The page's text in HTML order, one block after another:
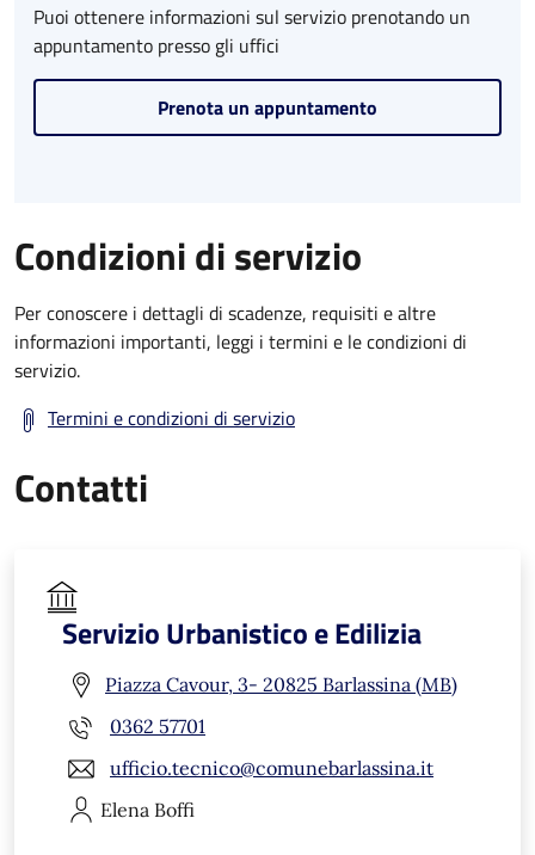
Puoi ottenere informazioni sul servizio prenotando un
appuntamento presso gli uffici
Prenota un appuntamento
Condizioni di servizio
Per conoscere i dettagli di scadenze, requisiti e altre
informazioni importanti, leggi i termini e le condizioni di
servizio.
Termini e condizioni di servizio
Contatti
Servizio Urbanistico e Edilizia
Piazza Cavour, 3- 20825 Barlassina (MB)
0362 57701
ufficio.tecnico@comunebarlassina.it
Elena Boffi